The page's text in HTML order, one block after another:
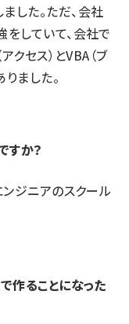
した。ただ、会社
していて、会社で
セス）とVBA（ブ
ました。
すか？
ンジニアのスクール
作ることになった